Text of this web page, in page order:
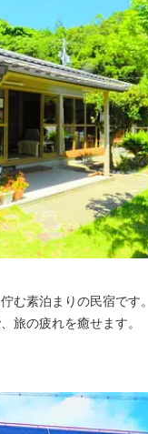
む素泊まりの民宿です
旅の疲れを癒せます。